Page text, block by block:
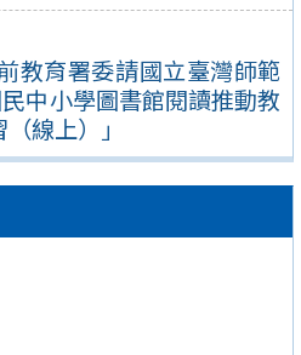
教育署委請國立臺灣師範
中小學圖書館閱讀推動教
線上）」